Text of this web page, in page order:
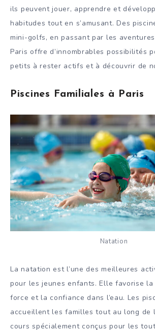
ils peuvent jouer, apprendre et
habitudes tout en s’amusant. Des
mini-golfs, en passant par les
Paris offre d’innombrables possibilités
petits à rester actifs et à découvrir de
Piscines Familiales à Paris
Natation
La natation est l’une des meilleures
pour les jeunes enfants. Elle favorise
force et la confiance dans l’eau. Les
accueillent les familles tout au long de
cours spécialement conçus pour les